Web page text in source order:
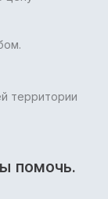
территории
помочь.